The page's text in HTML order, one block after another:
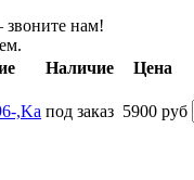
нам!
Наличие Цена
,Ka под заказ 5900 руб